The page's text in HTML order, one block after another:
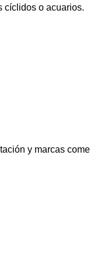
cíclidos o acuarios.
y marcas